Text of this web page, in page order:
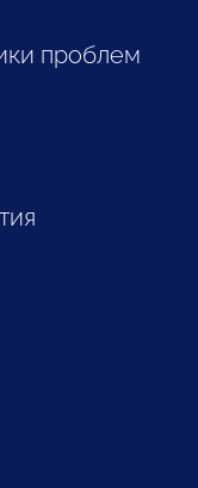
проблем